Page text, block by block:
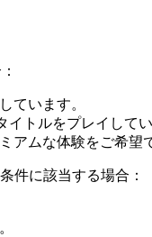
ています。
トルをプレイしてい
アムな体験をご希望
件に該当する場合：